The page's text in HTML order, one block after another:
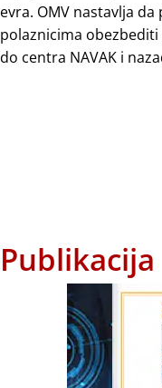
evra. OMV nastavlja
polaznicima
do centra NAVAK i
Publikacija